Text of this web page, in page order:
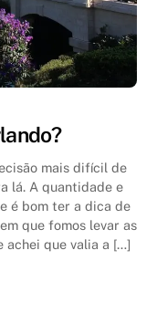
mais difícil de
lá. A quantidade e
é bom ter a dica de
que fomos levar as
achei que valia a […]